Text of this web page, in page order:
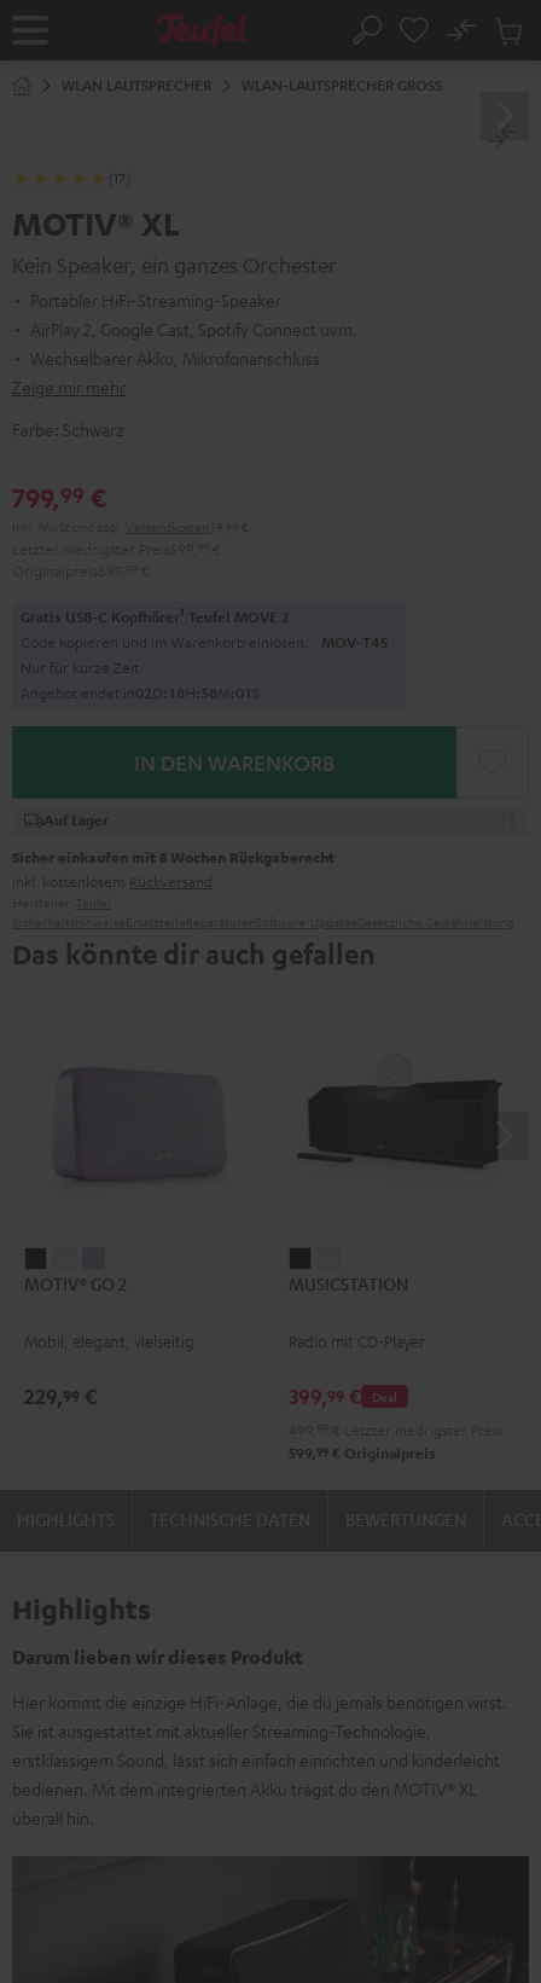
Startseite Suche
No
WLAN LAUTSPRECHER WLAN-LAUTSPRECHER GROSS
(17)
MOTIV® XL
Kein Speaker, ein ganzes Orchester
Portabler HiFi-Streaming-Speaker
AirPlay 2, Google Cast, Spotify Connect uvm.
Wechselbarer Akku, Mikrofonanschluss
Zeige mir mehr
Farbe: Schwarz
799,99 €
Gratis USB-C Kopfhörer1 Teufel MOVE 2
Code kopieren und im Warenkorb einlösen. MOV-T4S
Nur für kurze Zeit
Angebot endet in02D:18H: 58M:00S
IN DEN WARENKORB
Auf Lager
Sicher einkaufen mit 8 Wochen Rückgaberecht
inkl. kostenlosem Rückversand
Das könnte dir auch gefallen
GO
Night
GO
Silver
GO
Soft
MOTIV® GO 2
Mobil, elegant, vielseitig
229,99 €
Schwarz
Weiß
MUSICSTATION
Radio mit CD-Player
Deal
399,99 €
599, 99 € Originalpreis
Highlights
Darum lieben wir dieses Produkt
Hier kommt die einzige HiFi-Anlage, die du jemals benötigen wirst.
Sie ist ausgestattet mit aktueller Streaming-Technologie,
erstklassigem Sound, lässt sich einfach einrichten und kinderleicht
bedienen. Mit dem integrierten Akku trägst du den MOTIV® XL
überall hin.